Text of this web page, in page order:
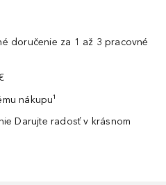
doručenie za 1 až 3 pracovné
nákupu¹
Darujte radosť v krásnom